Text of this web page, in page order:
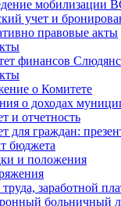
мобилизации
учет и
правовые акты
финансов
о Комитете
о доходах
и отчетность
для граждан:
бюджета
и положения
заработной
больничный